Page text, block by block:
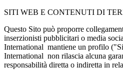
SITI WEB E CONTENUTI DI
Questo Sito può proporre
inserzionisti pubblicitari o media
International mantiene un profilo
International non rilascia alcuna
responsabilità diretta o indiretta in